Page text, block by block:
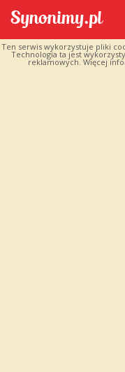
Ten serwis wykorzystuje pliki
Technologia ta jest
reklamowych. Więcej